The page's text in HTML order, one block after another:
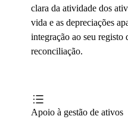
clara da atividade dos
vida e as depreciações
integração ao seu registo
reconciliação.
Apoio à gestão de ativos